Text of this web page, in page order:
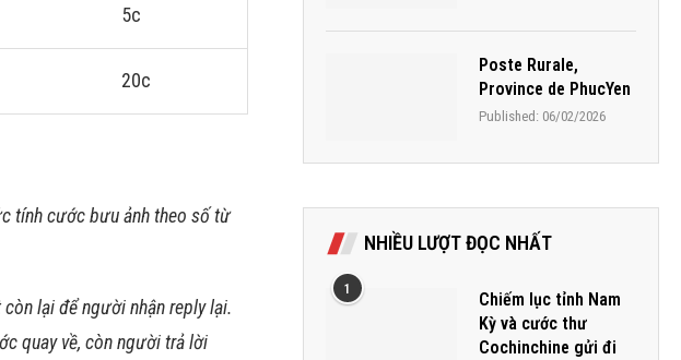
5c
20c
tính cước bưu ảnh theo số từ
lại để người nhận reply lại.
quay về, còn người trả lời
Poste Rurale,
Province de PhucYen
Published: 06/02/2026
NHIỀU LƯỢT ĐỌC NHẤT
1
Chiếm lục tỉnh Nam
Kỳ và cước thư
Cochinchine gửi đi